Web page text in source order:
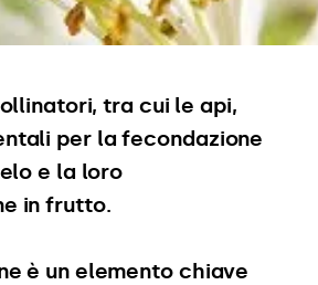
tra cui le api,
per la fecondazione
e la loro
in frutto.
è un elemento chiave